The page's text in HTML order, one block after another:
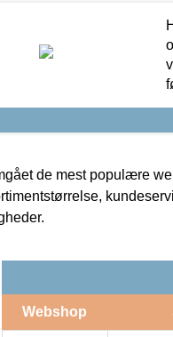
de mest populære
Webshop